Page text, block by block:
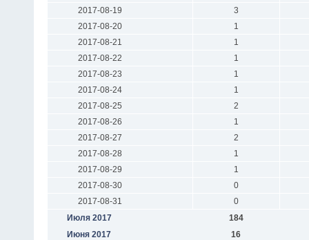
2017-08-19
3
2017-08-20
1
2017-08-21
1
2017-08-22
1
2017-08-23
1
2017-08-24
1
2017-08-25
2
2017-08-26
1
2017-08-27
2
2017-08-28
1
2017-08-29
1
2017-08-30
0
2017-08-31
0
Июля 2017
184
Июня 2017
16